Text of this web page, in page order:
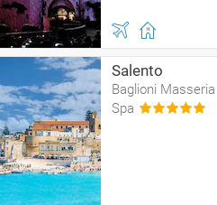
Salento
Baglioni
Spa